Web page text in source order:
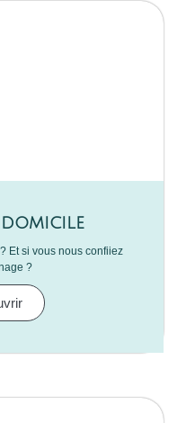
domicile
Et si vous nous confiiez
?